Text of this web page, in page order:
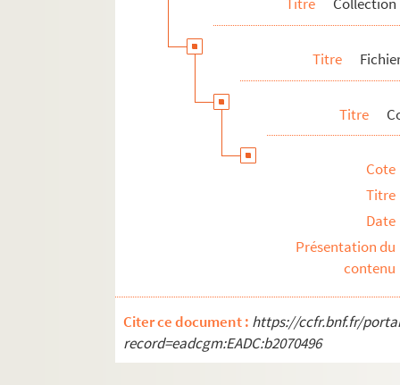
Titre
Titre
Cote
Titre
Date
Présentation du
contenu
Citer ce document : https://ccfr.bnf.fr/
record=eadcgm:EADC:b2070496